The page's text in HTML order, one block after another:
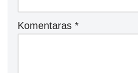
Komentaras *